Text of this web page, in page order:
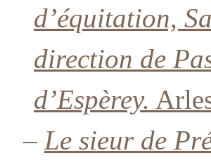
d’équitation,
direction de
d’Espèrey.
– Le sieur de